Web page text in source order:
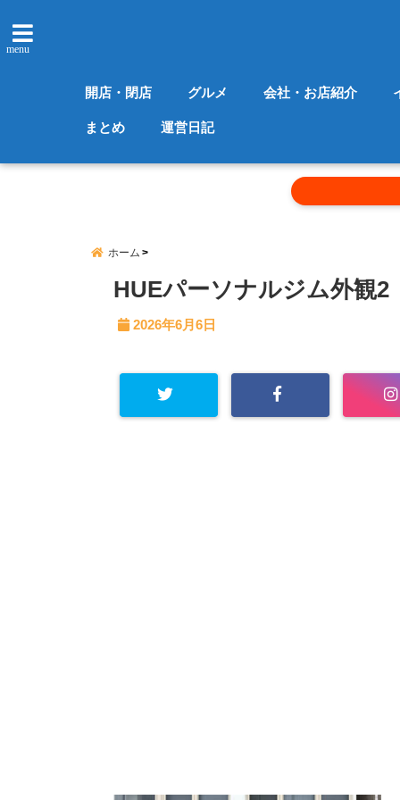
menu
開店・閉店 グルメ 会社・お店紹介
まとめ 運営日記
ホーム
HUEパーソナルジム外観2
2026年6月6日